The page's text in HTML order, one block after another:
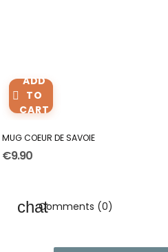
ADD
TO
CART
MUG COEUR DE SAVOIE
€9.90
Comments (0)